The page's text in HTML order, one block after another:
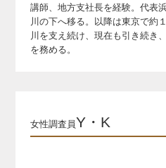
講師、地方支社長を経験。 代表
川の下へ移る。
以降は東京で約
川を支え続け、 現在も引き続き
を務める。
女性調査員Y・K